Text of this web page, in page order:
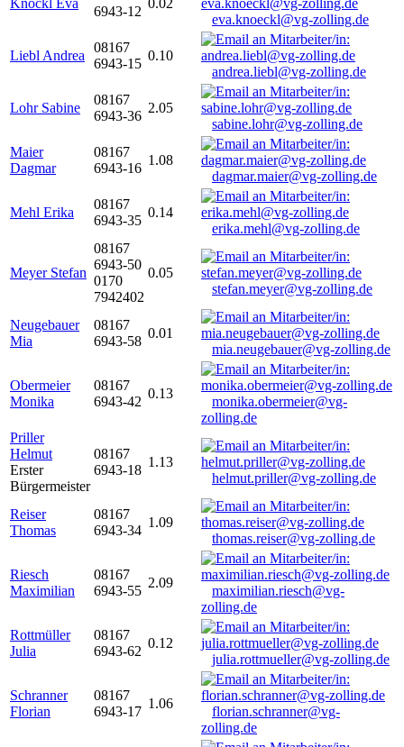
Knöckl Eva
6943-12
0.02
eva.knoeckl@vg-zolling.de
Liebl Andrea
08167
6943-15
0.10
andrea.liebl@vg-zolling.de
Lohr Sabine
08167
6943-36
2.05
sabine.lohr@vg-zolling.de
Maier
Dagmar
08167
6943-16
1.08
dagmar.maier@vg-zolling.de
Mehl Erika
08167
6943-35
0.14
erika.mehl@vg-zolling.de
Meyer Stefan
08167
6943-50
0170
7942402
0.05
stefan.meyer@vg-zolling.de
Neugebauer
Mia
08167
6943-58
0.01
mia.neugebauer@vg-zolling.de
Obermeier
Monika
08167
6943-42
0.13
monika.obermeier@vg-
zolling.de
Priller
Helmut
Erster
Bürgermeister
08167
6943-18
1.13
helmut.priller@vg-zolling.de
Reiser
Thomas
08167
6943-34
1.09
thomas.reiser@vg-zolling.de
Riesch
Maximilian
08167
6943-55
2.09
maximilian.riesch@vg-
zolling.de
Rottmüller
Julia
08167
6943-62
0.12
julia.rottmueller@vg-zolling.de
Schranner
Florian
08167
6943-17
1.06
florian.schranner@vg-
zolling.de